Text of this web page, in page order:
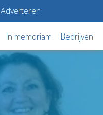
Adverteren
In memoriam Bedrijven